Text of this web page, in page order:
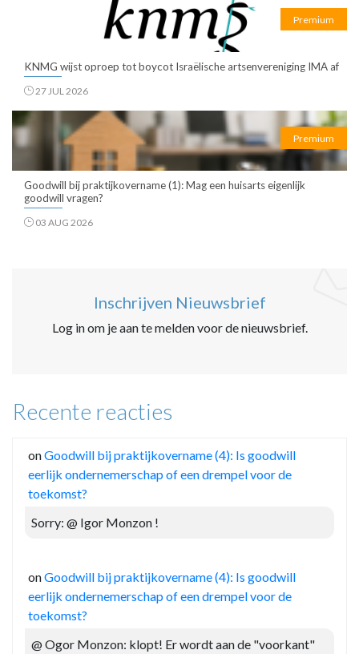
Premium
KNMG wijst oproep tot boycot Israëlische artsenvereniging IMA af
27 JUL 2026
Premium
Goodwill bij praktijkovername (1): Mag een huisarts eigenlijk
goodwill vragen?
03 AUG 2026
Inschrijven Nieuwsbrief
Log in om je aan te melden voor de nieuwsbrief.
Recente reacties
onGoodwill bij praktijkovername (4): Is goodwill
eerlijk ondernemerschap of een drempel voor de
toekomst?
Sorry: @ Igor Monzon !
onGoodwill bij praktijkovername (4): Is goodwill
eerlijk ondernemerschap of een drempel voor de
toekomst?
@ Ogor Monzon: klopt! Er wordt aan de "voorkant"